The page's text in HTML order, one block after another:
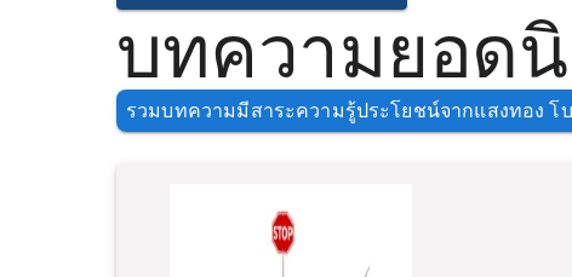
บทความยอด
รวมบทความมีสาระความรู้ประโยชน์จากแสงทอง โ